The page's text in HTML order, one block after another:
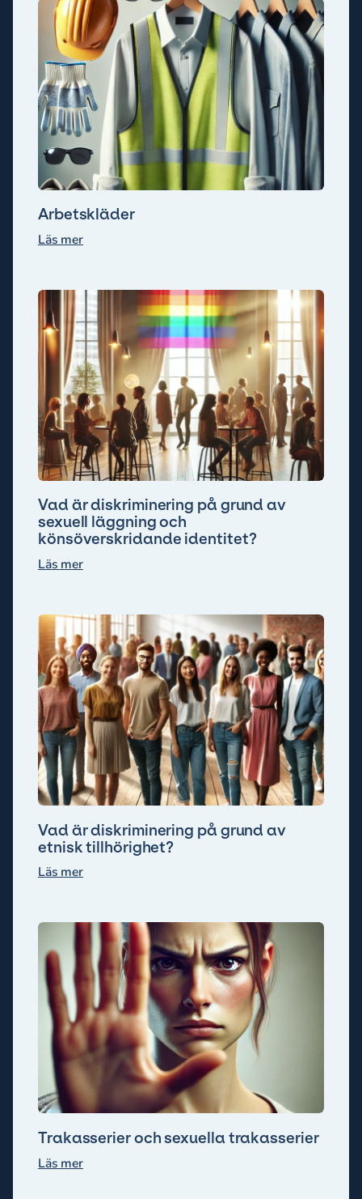
Arbetskläder
Läs mer
Vad är diskriminering på grund av
sexuell läggning och
könsöverskridande identitet?
Läs mer
Vad är diskriminering på grund av
etnisk tillhörighet?
Läs mer
Trakasserier och sexuella trakasserier
Läs mer